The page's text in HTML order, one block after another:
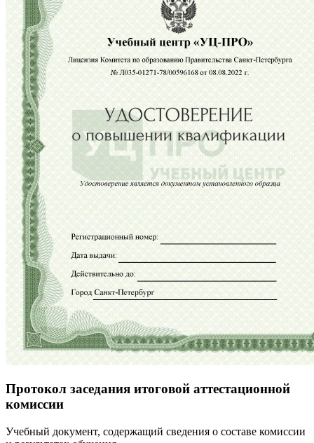
Протокол заседания итоговой аттестационной
комиссии
Учебный документ, содержащий сведения о составе комиссии